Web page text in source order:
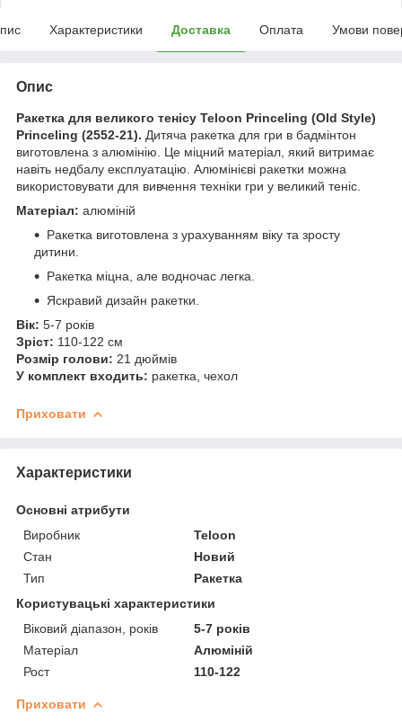
Характеристики Доставка Оплата Умови
Опис
Ракетка для великого тенісу Teloon Princeling (Old Style)
Princeling (2552-21). Дитяча ракетка для гри в бадмінтон
виготовлена з алюмінію. Це міцний матеріал, який витримає
навіть недбалу експлуатацію. Алюмінієві ракетки можна
використовувати для вивчення техніки гри у великий теніс.
Матеріал: алюміній
Ракетка виготовлена з урахуванням віку та зросту
дитини.
Ракетка міцна, але водночас легка.
Яскравий дизайн ракетки.
Вік: 5-7 років
Зріст: 110-122 см
Розмір голови: 21 дюймів
У комплект входить: ракетка, чехол
Приховати
Характеристики
Основні атрибути
Виробник
Teloon
Стан
Новий
Тип
Ракетка
Користувацькі характеристики
Віковий діапазон, років
5-7 років
Матеріал
Алюміній
Рост
110-122
Приховати